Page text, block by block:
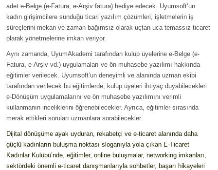
adet e-Belge (e-Fatura, e-Arşiv fatura) hediye edecek. Uyumsoft’un
kadın girişimcilere sunduğu ticari yazılım çözümleri, işletmelerin iş
süreçlerini mekan ve zaman bağımsız olarak uçtan uca temassız ticaret
olarak yönetmelerine imkan veriyor.
Aynı zamanda, UyumAkademi tarafından kulüp üyelerine e-Belge (e-
Fatura, e-Arşiv vd.) uygulamaları ve ön muhasebe yazılımı hakkında
eğitimler verilecek. Uyumsoft’un deneyimli ve alanında uzman ekibi
tarafından verilecek bu eğitimlerde, kulüp üyeleri ihtiyaç duyabilecekleri
e-Dönüşüm uygulamalarını ve ön muhasebe yazılımını verimli
kullanmanın inceliklerini öğrenebilecekler. Ayrıca, eğitimler sırasında
merak ettikleri soruları uzmanlara sorabilecekler.
Dijital dönüşüme ayak uyduran, rekabetçi ve e-ticaret alanında daha
güçlü kadınların buluşma noktası sloganıyla yola çıkan E-Ticaret
Kadınlar Kulübü’nde, eğitimler, online buluşmalar, networking imkanları,
sektördeki önemli e-ticaret danışmanlarıyla sohbetler, başarı hikayeleri